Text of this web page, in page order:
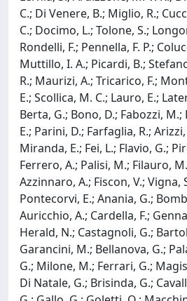
C.; Di Venere, B.; Miglio, R.;
C.; Docimo, L.; Tolone, S.;
Rondelli, F.; Pennella, F. P.;
Muttillo, I. A.; Picardi, B.;
R.; Maurizi, A.; Tricarico, F.;
E.; Scollica, M. C.; Lauro, E.;
Berta, G.; Bono, D.; Fabozzi, M.;
E.; Parini, D.; Farfaglia, R.;
Miranda, E.; Fei, L.; Flavio, G.;
Ferrero, A.; Palisi, M.; Filauro,
Azzinnaro, A.; Fiscon, V.; Vigna,
Pontecorvi, E.; Anania, G.;
Auricchio, A.; Cardella, F.;
Herald, N.; Castagnoli, G.;
Garancini, M.; Bellanova, G.;
G.; Milone, M.; Ferrari, G.;
Di Natale, G.; Brisinda, G.;